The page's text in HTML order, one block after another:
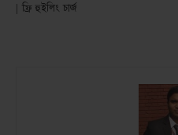
| ফ্রি হুইলিং চার্জ